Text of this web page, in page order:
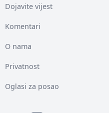
Dojavite vijest
Komentari
O nama
Privatnost
Oglasi za posao